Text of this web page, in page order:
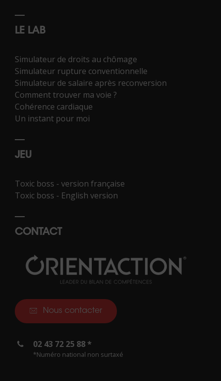
LE LAB
Simulateur de droits au chômage
Simulateur rupture conventionnelle
Simulateur de salaire après reconversion
Comment trouver ma voie ?
Cohérence cardiaque
Un instant pour moi
JEU
Toxic boss - version française
Toxic boss - English version
CONTACT
Nous contacter
02 43 72 25 88 *
*Numéro national non surtaxé